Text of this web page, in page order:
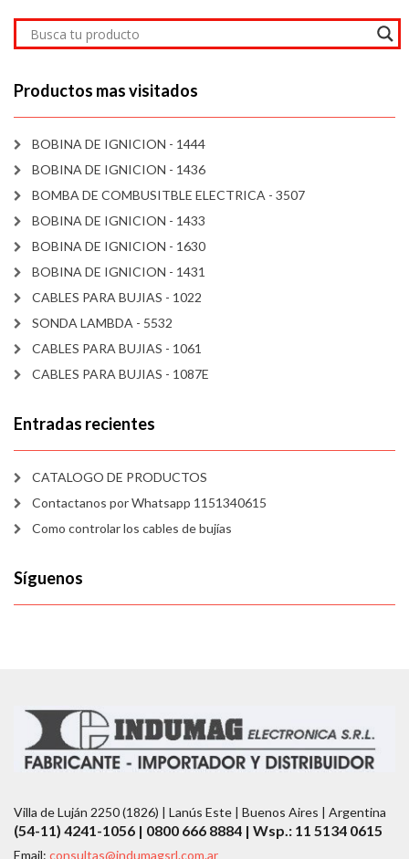
Productos mas visitados
BOBINA DE IGNICION - 1444
BOBINA DE IGNICION - 1436
BOMBA DE COMBUSITBLE ELECTRICA - 3507
BOBINA DE IGNICION - 1433
BOBINA DE IGNICION - 1630
BOBINA DE IGNICION - 1431
CABLES PARA BUJIAS - 1022
SONDA LAMBDA - 5532
CABLES PARA BUJIAS - 1061
CABLES PARA BUJIAS - 1087E
Entradas recientes
CATALOGO DE PRODUCTOS
Contactanos por Whatsapp 1151340615
Como controlar los cables de bujías
Síguenos
Villa de Luján 2250 (1826) | Lanús Este | Buenos Aires | Argentina
(54-11) 4241-1056 | 0800 666 8884 | Wsp.: 11 5134 0615
Email: consultas@indumagsrl.com.ar